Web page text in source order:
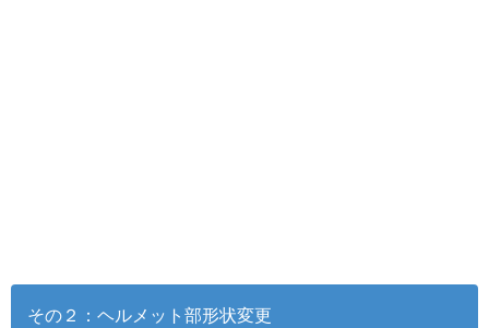
その２：ヘルメット部形状変更